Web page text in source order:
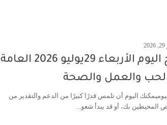
أبراج اليوم الأربعاء 29يوليو 2026 العامة
والعمل والصحة
اليوم أن تلمس قدرًا كبيرًا من الدعم والتقدير من
المحيطين بك، أو قد يبدأ شعو...